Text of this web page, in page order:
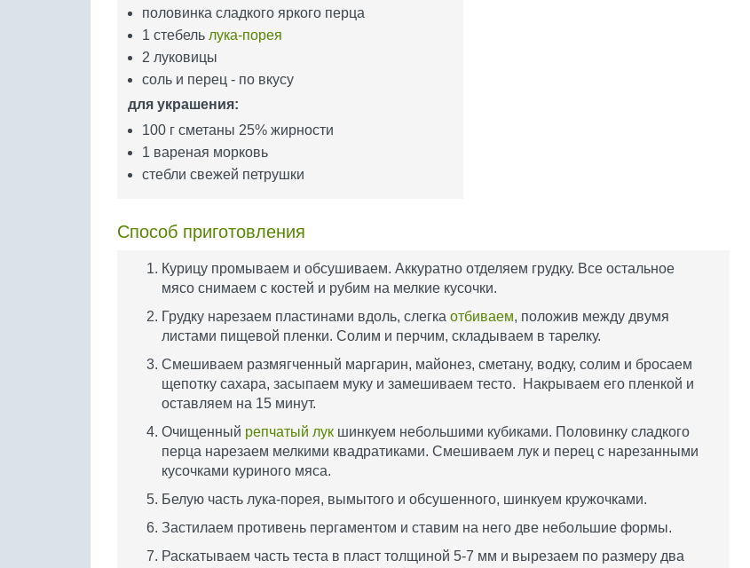
половинка сладкого яркого перца
1 стебель лука-порея
2 луковицы
соль и перец - по вкусу
для украшения:
100 г сметаны 25% жирности
1 вареная морковь
стебли свежей петрушки
Способ приготовления
Курицу промываем и обсушиваем. Аккуратно отделяем грудку. Все остальное
мясо снимаем с костей и рубим на мелкие кусочки.
Грудку нарезаем пластинами вдоль, слегка отбиваем, положив между двумя
листами пищевой пленки. Солим и перчим, складываем в тарелку.
Смешиваем размягченный маргарин, майонез, сметану, водку, солим и бросаем
щепотку сахара, засыпаем муку и замешиваем тесто. Накрываем его пленкой и
оставляем на 15 минут.
Очищенный репчатый лук шинкуем небольшими кубиками. Половинку сладкого
перца нарезаем мелкими квадратиками. Смешиваем лук и перец с нарезанными
кусочками куриного мяса.
Белую часть лука-порея, вымытого и обсушенного, шинкуем кружочками.
Застилаем противень пергаментом и ставим на него две небольшие формы.
Раскатываем часть теста в пласт толщиной 5-7 мм и вырезаем по размеру два